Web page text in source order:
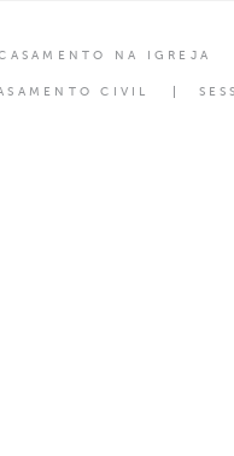
NA IGREJA
CIVIL